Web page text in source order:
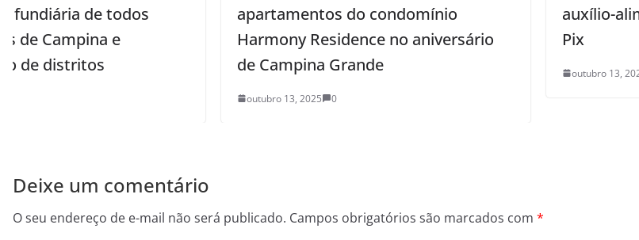
apartamentos do condomínio
Harmony Residence no aniversário
de Campina Grande
auxílio-alimentação a mesários via
Pix
Deixe um comentário
O seu endereço de e-mail não será publicado. Campos obrigatórios são marcados com *